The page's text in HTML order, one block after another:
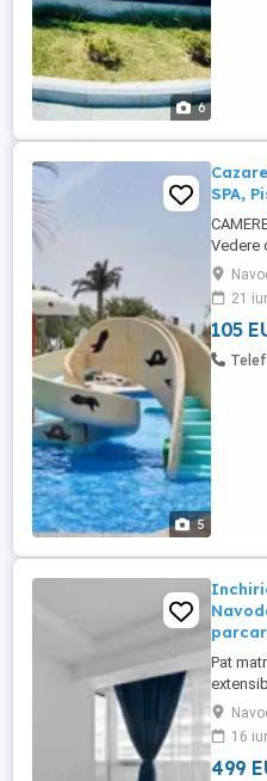
6
5
SPA,
Vedere
neagra
BLACK
DOAR
TOATE
21
105
Pat
Filtru
16
499